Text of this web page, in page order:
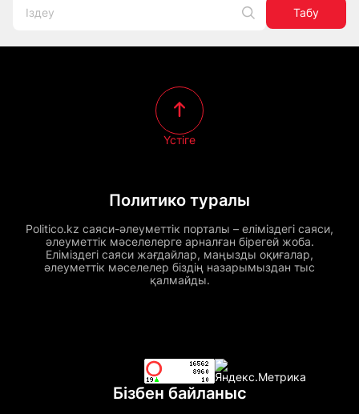
Табу
Политико туралы
Politico.kz саяси-әлеуметтік порталы – еліміздегі саяси,
әлеуметтік мәселелерге арналған бірегей жоба.
Еліміздегі саяси жағдайлар, маңызды оқиғалар,
әлеуметтік мәселелер біздің назарымыздан тыс
қалмайды.
Үстіге
Бізбен байланыс